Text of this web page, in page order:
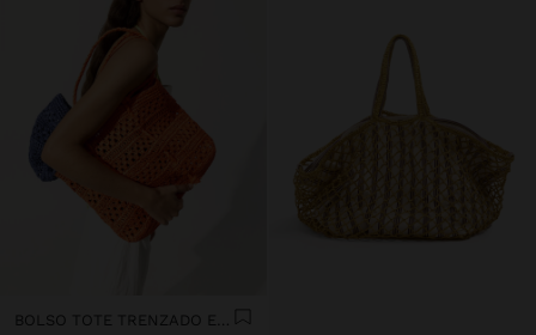
BOLSO TOTE TRENZADO EFECTO RAFIA